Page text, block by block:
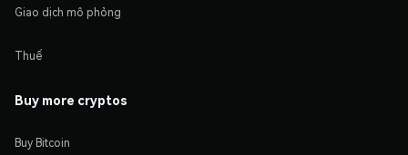
Giao dịch mô phỏng
Thuế
Buy more cryptos
Buy Bitcoin